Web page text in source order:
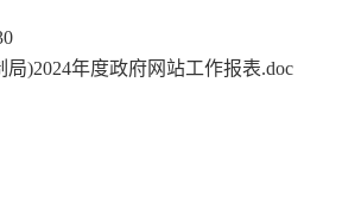
)2024年度政府网站工作报表.doc